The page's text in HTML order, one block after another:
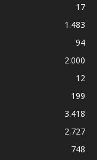
17
1.483
94
2.000
12
199
3.418
2.727
748